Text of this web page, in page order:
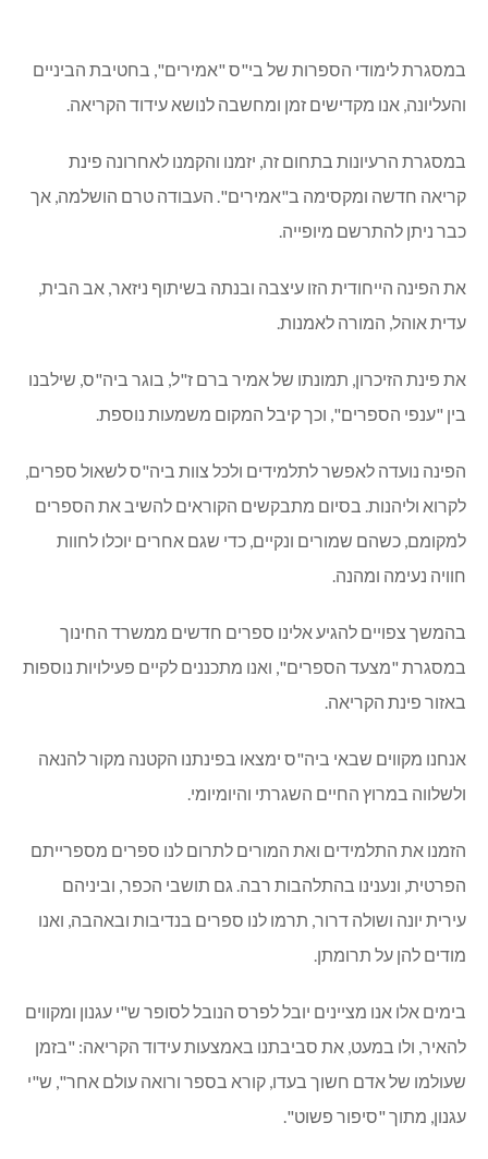
במסגרת לימודי הספרות של בי"ס "אמירים", בחטיבת הביניים
והעליונה, אנו מקדישים זמן ומחשבה לנושא עידוד הקריאה.
במסגרת הרעיונות בתחום זה, יזמנו והקמנו לאחרונה פינת
קריאה חדשה ומקסימה ב"אמירים". העבודה טרם הושלמה, אך
כבר ניתן להתרשם מיופייה.
את הפינה הייחודית הזו עיצבה ובנתה בשיתוף ניזאר, אב הבית,
עדית אוהל, המורה לאמנות.
את פינת הזיכרון, תמונתו של אמיר ברם ז"ל, בוגר ביה"ס, שילבנו
בין "ענפי הספרים", וכך קיבל המקום משמעות נוספת.
הפינה נועדה לאפשר לתלמידים ולכל צוות ביה"ס לשאול ספרים,
לקרוא וליהנות. בסיום מתבקשים הקוראים להשיב את הספרים
למקומם, כשהם שמורים ונקיים, כדי שגם אחרים יוכלו לחוות
חוויה נעימה ומהנה.
בהמשך צפויים להגיע אלינו ספרים חדשים ממשרד החינוך
במסגרת "מצעד הספרים", ואנו מתכננים לקיים פעילויות נוספות
באזור פינת הקריאה.
אנחנו מקווים שבאי ביה"ס ימצאו בפינתנו הקטנה מקור להנאה
ולשלווה במרוץ החיים השגרתי והיומיומי.
הזמנו את התלמידים ואת המורים לתרום לנו ספרים מספרייתם
הפרטית, ונענינו בהתלהבות רבה. גם תושבי הכפר, וביניהם
עירית יונה ושולה דרור, תרמו לנו ספרים בנדיבות ובאהבה, ואנו
מודים להן על תרומתן.
בימים אלו אנו מציינים יובל לפרס הנובל לסופר ש"י עגנון ומקווים
להאיר, ולו במעט, את סביבתנו באמצעות עידוד הקריאה: "בזמן
שעולמו של אדם חשוך בעדו, קורא בספר ורואה עולם אחר", ש"י
עגנון, מתוך "סיפור פשוט".